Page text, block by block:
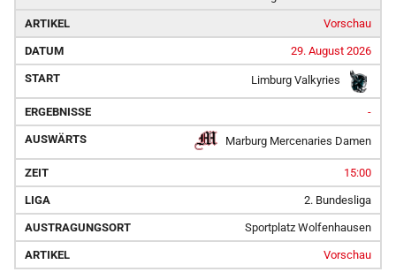
Vorschau
29. August 2026
Limburg Valkyries
-
Marburg Mercenaries Damen
15:00
2. Bundesliga
Sportplatz Wolfenhausen
Vorschau